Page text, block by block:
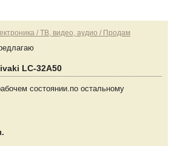
/ ТВ, видео, аудио / Продам
LC-32A50
состоянии.по остальному